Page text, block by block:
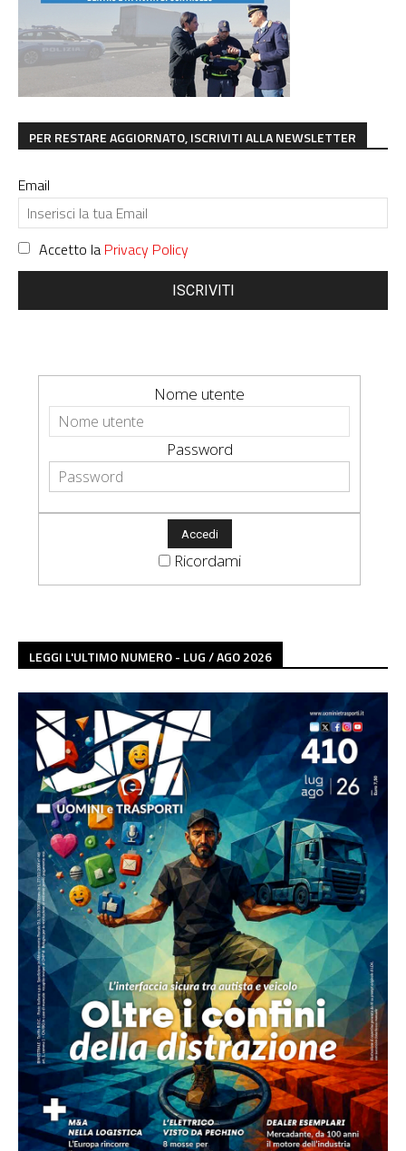
PER RESTARE AGGIORNATO, ISCRIVITI ALLA NEWSLETTER
Email
Accetto la Privacy Policy
ISCRIVITI
Nome utente
Password
Ricordami
LEGGI L'ULTIMO NUMERO - LUG / AGO 2026